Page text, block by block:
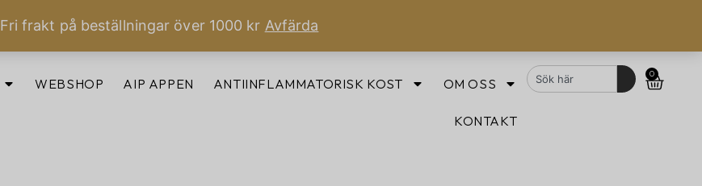
Fri frakt på beställningar över 1000 kr Avfärda
WEBSHOP AIP APPEN ANTIINFLAMMATORISK KOST OM OSS
KONTAKT
0